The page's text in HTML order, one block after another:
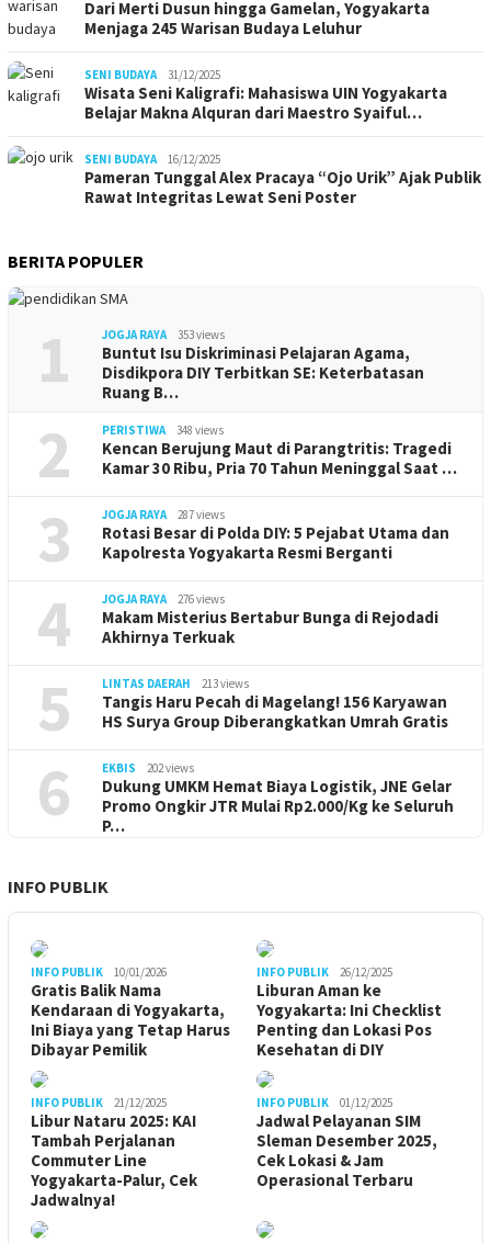
Dari Merti Dusun hingga Gamelan, Yogyakarta
Menjaga 245 Warisan Budaya Leluhur
SENI BUDAYA 31/12/2025
Wisata Seni Kaligrafi: Mahasiswa UIN Yogyakarta
Belajar Makna Alquran dari Maestro Syaiful…
SENI BUDAYA 16/12/2025
Pameran Tunggal Alex Pracaya “Ojo Urik” Ajak Publik
Rawat Integritas Lewat Seni Poster
BERITA POPULER
1 JOGJA RAYA 353 views
Buntut Isu Diskriminasi Pelajaran Agama,
Disdikpora DIY Terbitkan SE: Keterbatasan
Ruang B…
2 PERISTIWA 348 views
Kencan Berujung Maut di Parangtritis: Tragedi
Kamar 30 Ribu, Pria 70 Tahun Meninggal Saat …
3 JOGJA RAYA 287 views
Rotasi Besar di Polda DIY: 5 Pejabat Utama dan
Kapolresta Yogyakarta Resmi Berganti
4 JOGJA RAYA 276 views
Makam Misterius Bertabur Bunga di Rejodadi
Akhirnya Terkuak
5 LINTAS DAERAH 213 views
Tangis Haru Pecah di Magelang! 156 Karyawan
HS Surya Group Diberangkatkan Umrah Gratis
6 EKBIS 202 views
Dukung UMKM Hemat Biaya Logistik, JNE Gelar
Promo Ongkir JTR Mulai Rp2.000/Kg ke Seluruh
P…
INFO PUBLIK
INFO PUBLIK 10/01/2026
Gratis Balik Nama
Kendaraan di Yogyakarta,
Ini Biaya yang Tetap Harus
Dibayar Pemilik
INFO PUBLIK 26/12/2025
Liburan Aman ke
Yogyakarta: Ini Checklist
Penting dan Lokasi Pos
Kesehatan di DIY
INFO PUBLIK 21/12/2025
Libur Nataru 2025: KAI
Tambah Perjalanan
Commuter Line
Yogyakarta-Palur, Cek
Jadwalnya!
INFO PUBLIK 01/12/2025
Jadwal Pelayanan SIM
Sleman Desember 2025,
Cek Lokasi & Jam
Operasional Terbaru